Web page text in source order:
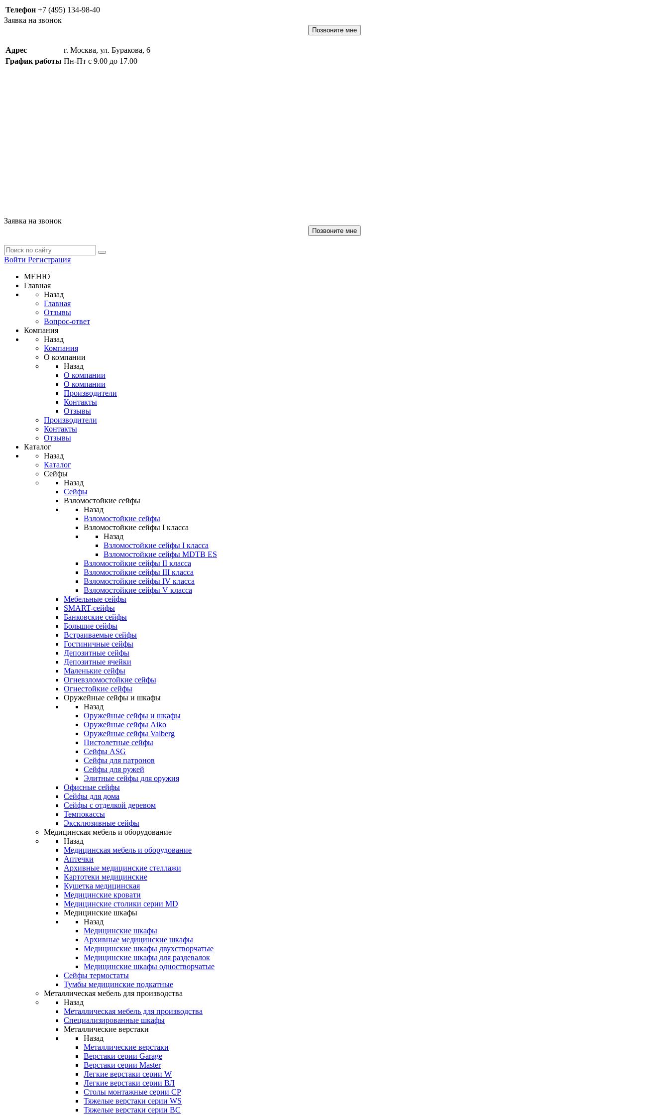
Телефон +7 (495) 134-98-40
Заявка на звонок
Позвоните мне
Адрес
г. Москва, ул. Буракова, 6
График работы Пн-Пт с 9.00 до 17.00
Заявка на звонок
Позвоните мне
Войти Регистрация
МЕНЮ
Главная
Назад
Главная
Отзывы
Вопрос-ответ
Компания
Назад
Компания
О компании
Назад
О компании
О компании
Производители
Контакты
Отзывы
Производители
Контакты
Отзывы
Каталог
Назад
Каталог
Сейфы
Назад
Сейфы
Взломостойкие сейфы
Назад
Взломостойкие сейфы
Взломостойкие сейфы I класса
Назад
Взломостойкие сейфы I класса
Взломостойкие сейфы MDTB ES
Взломостойкие сейфы II класса
Взломостойкие сейфы III класса
Взломостойкие сейфы IV класса
Взломостойкие сейфы V класса
Мебельные сейфы
SMART-сейфы
Банковские сейфы
Большие сейфы
Встраиваемые сейфы
Гостиничные сейфы
Депозитные сейфы
Депозитные ячейки
Маленькие сейфы
Огневзломостойкие сейфы
Огнестойкие сейфы
Оружейные сейфы и шкафы
Назад
Оружейные сейфы и шкафы
Оружейные сейфы Aiko
Оружейные сейфы Valberg
Пистолетные сейфы
Сейфы ASG
Сейфы для патронов
Сейфы для ружей
Элитные сейфы для оружия
Офисные сейфы
Сейфы для дома
Сейфы с отделкой деревом
Темпокассы
Эксклюзивные сейфы
Медицинская мебель и оборудование
Назад
Медицинская мебель и оборудование
Аптечки
Архивные медицинские стеллажи
Картотеки медицинские
Кушетка медицинская
Медицинские кровати
Медицинские столики серии MD
Медицинские шкафы
Назад
Медицинские шкафы
Архивные медицинские шкафы
Медицинские шкафы двухстворчатые
Медицинские шкафы для раздевалок
Медицинские шкафы одностворчатые
Сейфы термостаты
Тумбы медицинские подкатные
Металлическая мебель для производства
Назад
Металлическая мебель для производства
Cпециализированные шкафы
Металлические верстаки
Назад
Металлические верстаки
Верстаки серии Garage
Верстаки серии Master
Легкие верстаки серии W
Легкие верстаки серии ВЛ
Столы монтажные серии СР
Тяжелые верстаки серии WS
Тяжелые верстаки серии ВС